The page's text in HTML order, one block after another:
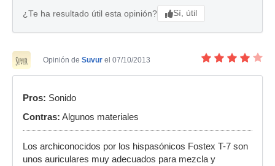
¿Te ha resultado útil esta opinión? Sí, útil
Opinión de Suvur el 07/10/2013
Pros: Sonido
Contras: Algunos materiales
Los archiconocidos por los hispasónicos Fostex T-7 son
unos auriculares muy adecuados para mezcla y